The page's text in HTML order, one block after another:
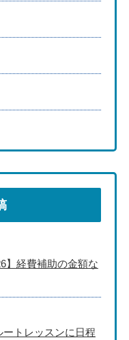
】経費補助の金額な
ートレッスンに日程